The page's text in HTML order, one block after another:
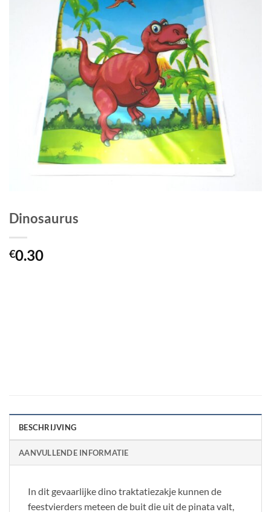
Dinosaurus
€0.30
BESCHRIJVING
AANVULLENDE INFORMATIE
In dit gevaarlijke dino traktatiezakje kunnen de
feestvierders meteen de buit die uit de pinata valt,